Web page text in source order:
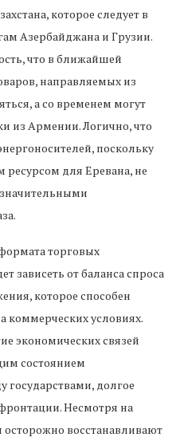
которое следует в
Азербайджана и Грузии.
что в ближайшей
направляемых из
а со временем могут
из Армении. Логично, что
поскольку
ресурсом для Еревана, не
торговых
зависеть от баланса спроса
которое способен
коммерческих условиях.
экономических связей
состоянием
государствами, долгое
Несмотря на
восстанавливают